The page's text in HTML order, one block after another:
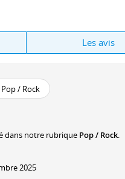
Les avis
Pop / Rock
dans notre rubrique Pop / Rock.
2025